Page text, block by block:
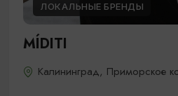
ЛОКАЛЬНЫЕ БРЕНДЫ
MÍDITI
Калининград, Приморское